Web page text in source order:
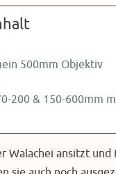
500mm Objektiv
200 & 150-600mm
Walachei ansitzt